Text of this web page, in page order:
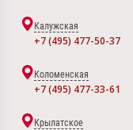
Калужская
+7 (495) 477-50-37
Коломенская
+7 (495) 477-33-61
Крылатское